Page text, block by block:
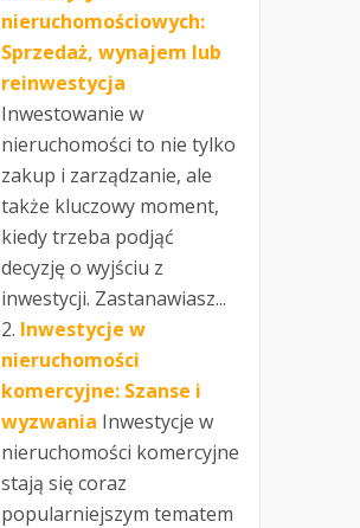
nieruchomościowych:
Sprzedaż, wynajem lub
reinwestycja
Inwestowanie w
nieruchomości to nie tylko
zakup i zarządzanie, ale
także kluczowy moment,
kiedy trzeba podjąć
decyzję o wyjściu z
inwestycji. Zastanawiasz...
Inwestycje w
nieruchomości
komercyjne: Szanse i
wyzwania Inwestycje w
nieruchomości komercyjne
stają się coraz
popularniejszym tematem